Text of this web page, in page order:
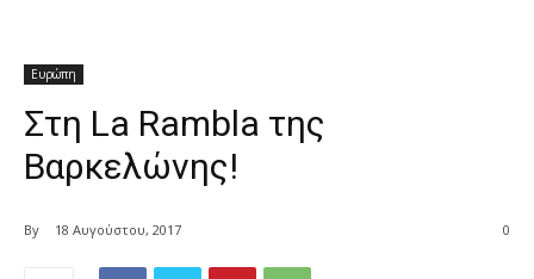
Ευρώπη
Στη La Rambla της
Βαρκελώνης!
By 18 Αυγούστου, 2017 0